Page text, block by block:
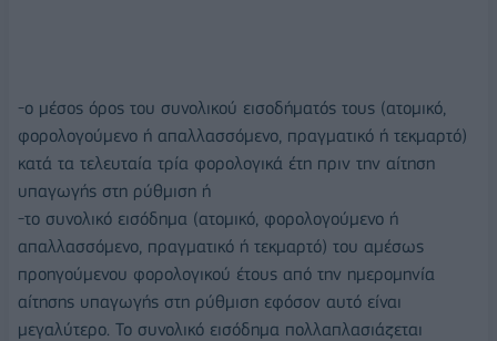
-ο μέσος όρος του συνολικού εισοδήματός τους (ατομικό,
φορολογούμενο ή απαλλασσόμενο, πραγματικό ή τεκμαρτό)
κατά τα τελευταία τρία φορολογικά έτη πριν την αίτηση
υπαγωγής στη ρύθμιση ή
-το συνολικό εισόδημα (ατομικό, φορολογούμενο ή
απαλλασσόμενο, πραγματικό ή τεκμαρτό) του αμέσως
προηγούμενου φορολογικού έτους από την ημερομηνία
αίτησης υπαγωγής στη ρύθμιση εφόσον αυτό είναι
μεγαλύτερο. Το συνολικό εισόδημα πολλαπλασιάζεται